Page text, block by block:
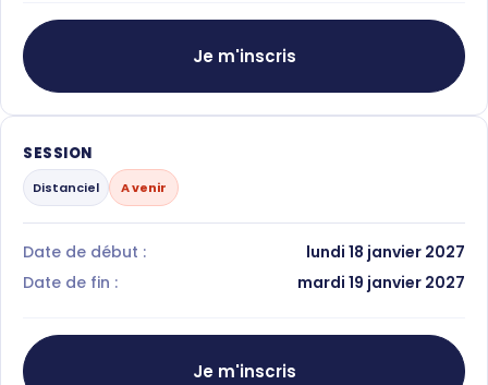
Je m'inscris
SESSION
Distanciel A venir
Date de début :
lundi 18 janvier 2027
Date de fin :
mardi 19 janvier 2027
Je m'inscris